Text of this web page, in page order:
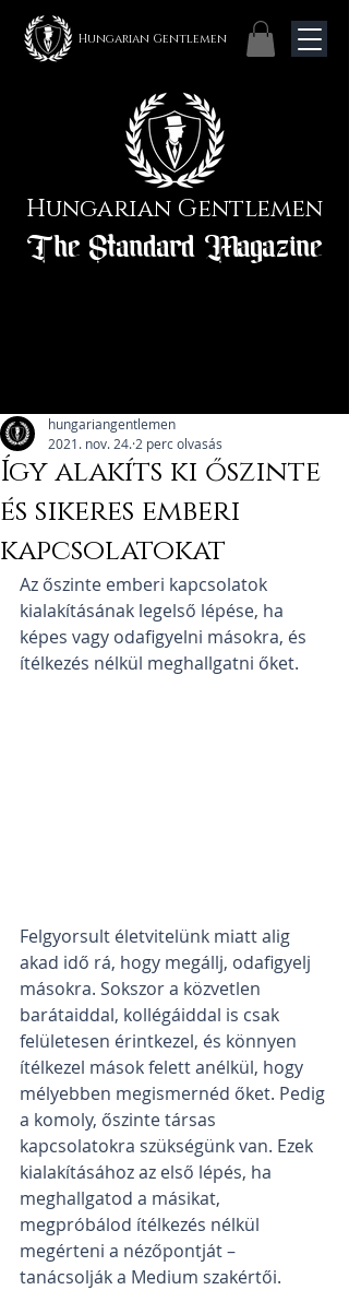
Hungarian Gentlemen
Hungarian Gentlemen
The Standard Magazine
Így alakíts ki őszinte
és sikeres emberi
kapcsolatokat
hungariangentlemen
2021. nov. 24.2 perc olvasás
Az őszinte emberi kapcsolatok
kialakításának legelső lépése, ha
képes vagy odafigyelni másokra, és
ítélkezés nélkül meghallgatni őket.
Felgyorsult életvitelünk miatt alig
akad idő rá, hogy megállj, odafigyelj
másokra. Sokszor a közvetlen
barátaiddal, kollégáiddal is csak
felületesen érintkezel, és könnyen
ítélkezel mások felett anélkül, hogy
mélyebben megismernéd őket. Pedig
a komoly, őszinte társas
kapcsolatokra szükségünk van. Ezek
kialakításához az első lépés, ha
meghallgatod a másikat,
megpróbálod ítélkezés nélkül
megérteni a nézőpontját –
tanácsolják a Medium szakértői.